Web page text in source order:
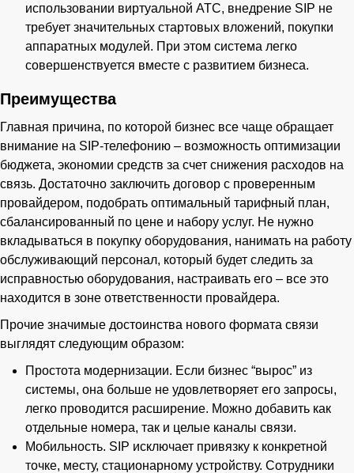
использовании виртуальной АТС, внедрение SIP не
требует значительных стартовых вложений, покупки
аппаратных модулей. При этом система легко
совершенствуется вместе с развитием бизнеса.
Преимущества
Главная причина, по которой бизнес все чаще обращает
внимание на SIP-телефонию – возможность оптимизации
бюджета, экономии средств за счет снижения расходов на
связь. Достаточно заключить договор с проверенным
провайдером, подобрать оптимальный тарифный план,
сбалансированный по цене и набору услуг. Не нужно
вкладываться в покупку оборудования, нанимать на работу
обслуживающий персонал, который будет следить за
исправностью оборудования, настраивать его – все это
находится в зоне ответственности провайдера.
Прочие значимые достоинства нового формата связи
выглядят следующим образом:
Простота модернизации. Если бизнес “вырос” из
системы, она больше не удовлетворяет его запросы,
легко проводится расширение. Можно добавить как
отдельные номера, так и целые каналы связи.
Мобильность. SIP исключает привязку к конкретной
точке, месту, стационарному устройству. Сотрудники